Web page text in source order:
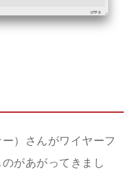
）さんがワイヤーフ
があがってきまし